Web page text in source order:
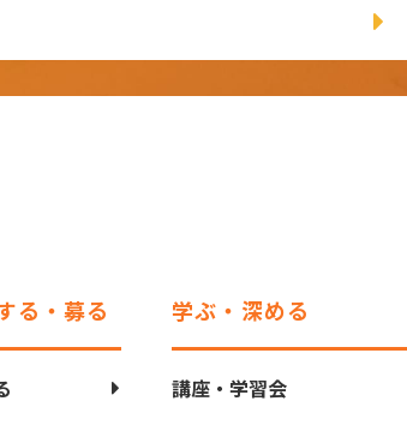
る・募る 学ぶ・深める
講座・学習会